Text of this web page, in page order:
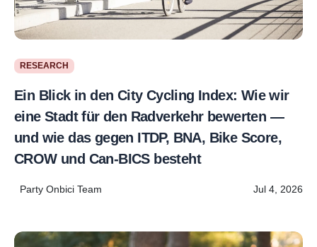
RESEARCH
Ein Blick in den City Cycling Index: Wie wir
eine Stadt für den Radverkehr bewerten —
und wie das gegen ITDP, BNA, Bike Score,
CROW und Can-BICS besteht
Party Onbici Team Jul 4, 2026